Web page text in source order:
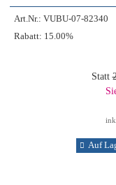
Art.Nr.: VUBU-07-82340
Rabatt: 15.00%
Statt
Auf